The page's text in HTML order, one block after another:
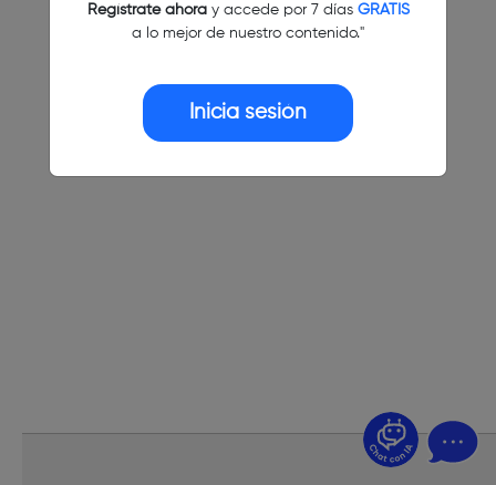
Regístrate ahoray accede por 7 días GRATIS
a lo mejor de nuestro contenido."
Inicia sesión